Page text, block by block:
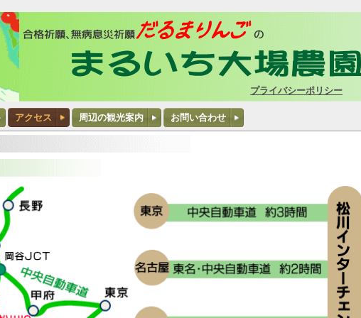
プライバシーポリシー
アクセス 周辺の観光案内 お問い合わせ